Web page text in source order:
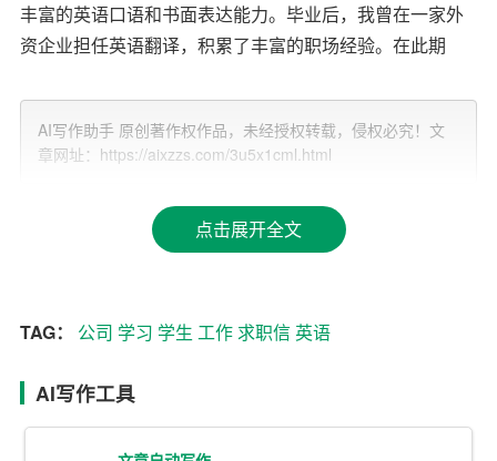
丰富的英语口语和书面表达能力。毕业后，我曾在一家外
资企业担任英语翻译，积累了丰富的职场经验。在此期
一名英语指导员的责任和使命。
二、工作 经历
1. 英语翻译（2018-2020）
在外资企业担任英语翻译，负责公司内部文件的翻译、与
好的沟通桥梁。同时，我还积极参与公司内部英语培训，
提高员工的英语水平。
2. 英语教师（2020至今）
AI写作助手 原创著作权作品，未经授权转载，侵权必究！文
章网址：https://aixzzs.com/3u5x1cml.html
点击展开全文
TAG： 公司 学习 学生 工作求职信 英语
AI写作工具